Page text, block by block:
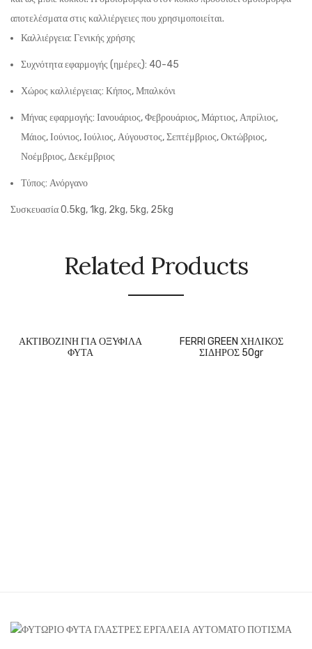
αποτελέσματα στις καλλιέργειες που χρησιμοποιείται.
Καλλιέργεια: Γενικής χρήσης
Συχνότητα εφαρμογής (ημέρες): 40-45
Χώρος καλλιέργειας: Κήπος, Μπαλκόνι
Μήνας εφαρμογής: Ιανουάριος, Φεβρουάριος, Μάρτιος, Απρίλιος,
Μάιος, Ιούνιος, Ιούλιος, Αύγουστος, Σεπτέμβριος, Οκτώβριος,
Νοέμβριος, Δεκέμβριος
Τύπος: Ανόργανο
Συσκευασία 0.5kg, 1kg, 2kg, 5kg, 25kg
Related Products
ΑΚΤΙΒΟΖΙΝΗ ΓΙΑ ΟΞΥΦΙΛΑ
ΦΥΤΑ
FERRI GREEN ΧΗΛΙΚΟΣ
ΣΙΔΗΡΟΣ 50gr